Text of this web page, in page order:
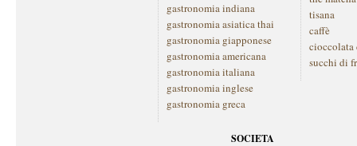
gastronomia indiana
gastronomia asiatica thai
gastronomia giapponese
gastronomia americana
gastronomia italiana
gastronomia inglese
gastronomia greca
tisana
caffè
cioccolata
succhi di
SOCIETA